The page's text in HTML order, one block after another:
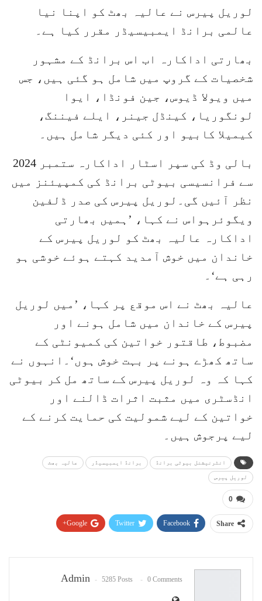
لوریل پیرس نے عالیہ بھٹ کو اپنا نیا
عالمی برانڈ ایمبیسیڈر مقرر کیا ہے۔
بھارتی اداکارہ اب اس برانڈ کے مشہور
شخصیات کے گروپ میں شامل ہو گئی ہیں، جس
میں ویولا ڈیوس، جین فونڈا، ایوا
لونگوریا، کینڈل جینر، ایلے فیننگ،
کیمیلا کابیو اور کئی دیگر شامل ہیں۔
بالی وڈ کی سپر اسٹار اداکارہ ستمبر 2024
سے فرانسیسی بیوٹی برانڈ کی کمپیئنز میں
نظر آئیں گی۔لوریل پیرس کی صدر ڈلفین
ویگوئرہواس نے کہا، ’ہمیں بھارتی
اداکارہ عالیہ بھٹ کو لوریل پیرس کے
خاندان میں خوش آمدید کہتے ہوئے خوشی ہو
رہی ہے‘۔
عالیہ بھٹ نے اس موقع پر کہا، ’میں لوریل
پیرس کے خاندان میں شامل ہونے اور
مضبوط، طاقتور خواتین کی کمیونٹی کے
ساتھ کھڑے ہونے پر بہت خوش ہوں‘۔انہوں نے
کہا کہ وہ لوریل پیرس کے ساتھ مل کر بیوٹی
انڈسٹری میں مثبت اثرات ڈالنے اور
خواتین کے لیے شمولیت کی حمایت کرنے کے
لیے پرجوش ہیں۔
انٹرنیشنل بیوٹی برانڈ برانڈ ایمبیسیڈر عالیہ بھٹ
لوریل پیرس
0
Share
Facebook
Twitter
Google+
Admin 5285 Posts 0 Comments